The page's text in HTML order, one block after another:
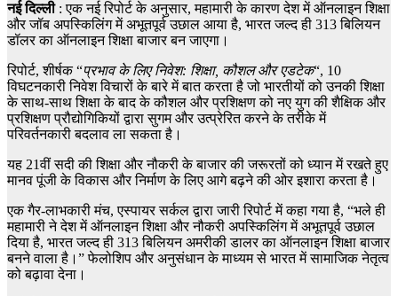
नई दिल्ली: एक नई रिपोर्ट के अनुसार, महामारी के कारण देश में ऑनलाइन शिक्षा
और जॉब अपस्किलिंग में अभूतपूर्व उछाल आया है, भारत जल्द ही 313 बिलियन
डॉलर का ऑनलाइन शिक्षा बाजार बन जाएगा।
रिपोर्ट, शीर्षक “प्रभाव के लिए निवेश: शिक्षा, कौशल और एडटेक“, 10
विघटनकारी निवेश विचारों के बारे में बात करता है जो भारतीयों को उनकी शिक्षा
के साथ-साथ शिक्षा के बाद के कौशल और प्रशिक्षण को नए युग की शैक्षिक और
प्रशिक्षण प्रौद्योगिकियों द्वारा सुगम और उत्प्रेरित करने के तरीके में
परिवर्तनकारी बदलाव ला सकता है।
यह 21वीं सदी की शिक्षा और नौकरी के बाजार की जरूरतों को ध्यान में रखते हुए
मानव पूंजी के विकास और निर्माण के लिए आगे बढ़ने की ओर इशारा करता है।
एक गैर-लाभकारी मंच, एस्पायर सर्कल द्वारा जारी रिपोर्ट में कहा गया है, “भले ही
महामारी ने देश में ऑनलाइन शिक्षा और नौकरी अपस्किलिंग में अभूतपूर्व उछाल
दिया है, भारत जल्द ही 313 बिलियन अमरीकी डालर का ऑनलाइन शिक्षा बाजार
बनने वाला है।” फेलोशिप और अनुसंधान के माध्यम से भारत में सामाजिक नेतृत्व
को बढ़ावा देना।